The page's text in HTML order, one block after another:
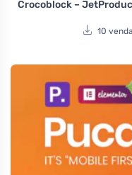
Crocoblock –
10